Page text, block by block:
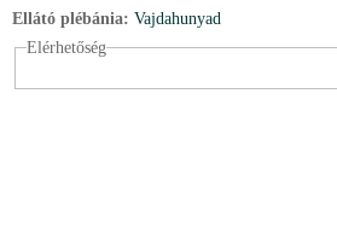
Ellátó plébánia: Vajdahunyad
Elérhetőség